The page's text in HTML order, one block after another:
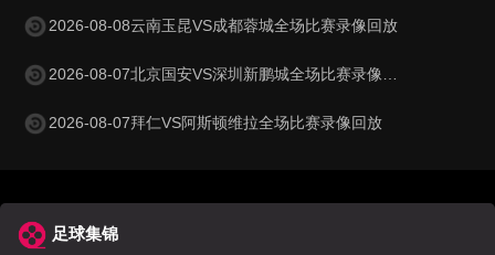
2026-08-08云南玉昆VS成都蓉城全场比赛录像回放
2026-08-07北京国安VS深圳新鹏城全场比赛录像回放
2026-08-07拜仁VS阿斯顿维拉全场比赛录像回放
足球集锦